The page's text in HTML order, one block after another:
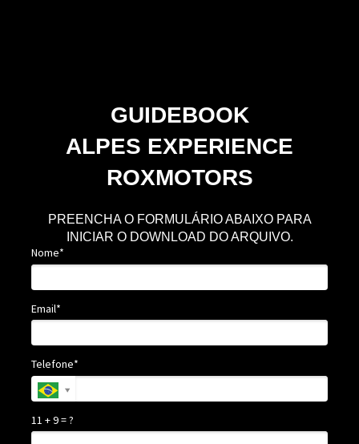
GUIDEBOOK
ALPES EXPERIENCE
ROXMOTORS
PREENCHA O FORMULÁRIO ABAIXO PARA
INICIAR O DOWNLOAD DO ARQUIVO.
Nome*
Email*
Telefone*
11 + 9 = ?